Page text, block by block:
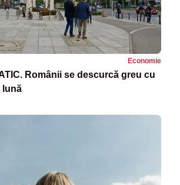
Economie
Românii se descurcă greu cu
lună